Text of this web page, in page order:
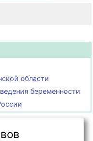
области
беременности